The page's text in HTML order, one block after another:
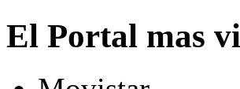
El Portal mas